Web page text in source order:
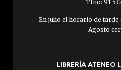
Tfno: 91
En julio el horario de tarde
Agosto
LIBRERÍA ATENEO